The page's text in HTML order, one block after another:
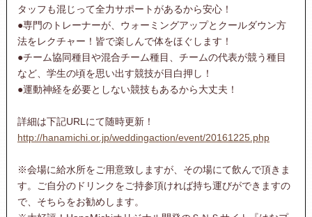
タッフも混じって全力サポートがあるから安心！
●専門のトレーナーが、ウォーミングアップとクールダウン方
法をレクチャー！皆で楽しんで体をほぐします！
●チーム協同種目や混合チーム種目、チームの代表が競う種目
など、学生の頃を思い出す競技が目白押し！
●運動神経を必要としない競技もあるから大丈夫！
詳細は下記URLにて随時更新！
http://hanamichi.or.jp/weddingaction/event/20161225.php
※会場に給水所をご用意致しますが、その場にて飲んで頂きま
す。ご自分のドリンクをご持参頂ければ持ち運びができますの
で、そちらをお勧めします。